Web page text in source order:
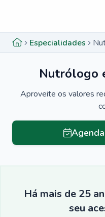
Especialidades
Nutrólogo
Aproveite os valores
Há mais de 25
seu